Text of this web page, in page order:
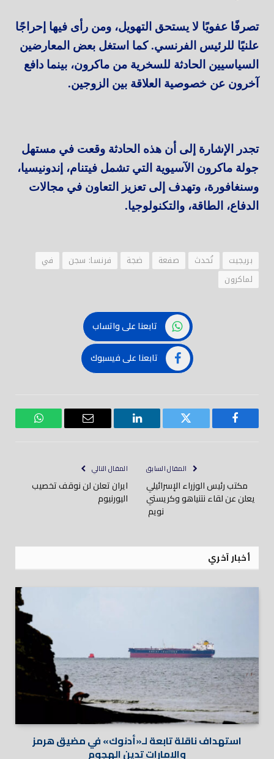
تصرفًا عفويًا لا يستحق التهويل، ومن رأى فيها إحراجًا
علنيًا للرئيس الفرنسي. كما استغل بعض المعارضين
السياسيين الحادثة للسخرية من ماكرون، بينما دافع
آخرون عن خصوصية العلاقة بين الزوجين.
تجدر الإشارة إلى أن هذه الحادثة وقعت في مستهل
جولة ماكرون الآسيوية التي تشمل فيتنام، إندونيسيا،
وسنغافورة، وتهدف إلى تعزيز التعاون في مجالات
الدفاع، الطاقة، والتكنولوجيا.
بريجيت تُحدث صفعة ضجة فرنسا: سجن
في
لماكرون
تابعنا على واتساب
تابعنا على فيسبوك
فيسبوك تويتر لينكدود
بريد
واتساب
المقال السابق
مكتب رئيس الوزراء الإسرائيلي
يعلن عن لقاء نتنياهو وكريستي
نويم
المقال التالي
ايران تعلن لن نوقف تخصيب
اليورنيوم
أخبار آخري
استهداف ناقلة تابعة لـ«أدنوك» في مضيق هرمز
والإمارات تدين الهجوم